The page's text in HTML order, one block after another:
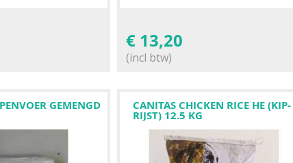
€ 13,20
(incl btw)
GEMENGD CANITAS CHICKEN RICE HE (KIP-
RIJST) 12.5 KG